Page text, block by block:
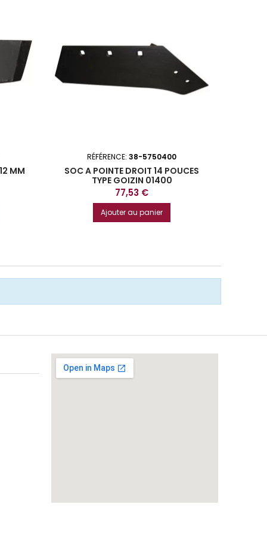
MM
RÉFÉRENCE: 38-5750400
SOC A POINTE DROIT 14 POUCES
TYPE GOIZIN 01400
Prix
77,53 €
Ajouter au panier